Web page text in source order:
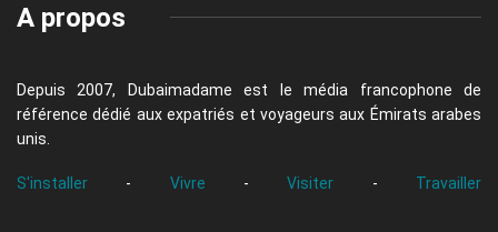
A propos
Depuis 2007, Dubaimadame est le média francophone de
référence dédié aux expatriés et voyageurs aux Émirats arabes
unis.
S'installer - Vivre - Visiter - Travailler